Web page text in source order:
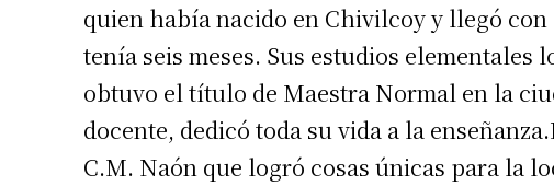
quien había nacido en Chivilcoy y llegó con
tenía seis meses. Sus estudios elementales
obtuvo el título de Maestra Normal en la
docente, dedicó toda su vida a la
C.M. Naón que logró cosas únicas para la